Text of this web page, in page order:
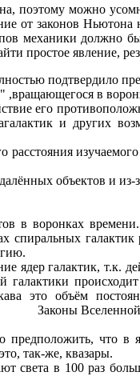
поэтому можно
от законов
механики должно
простое явление,
подтвердило
в
его
и других
объектов и из-
в воронках
спиральных
ядер галактик, т.к.
галактики
это объём
что
так-же, квазары.
в 100 раз